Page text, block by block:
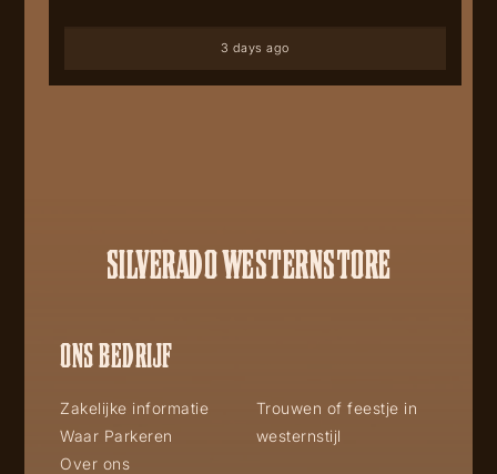
3 days ago
SILVERADO WESTERNSTORE
ONS BEDRIJF
Zakelijke informatie
Waar Parkeren
Over ons
Trouwen of feestje in
westernstijl